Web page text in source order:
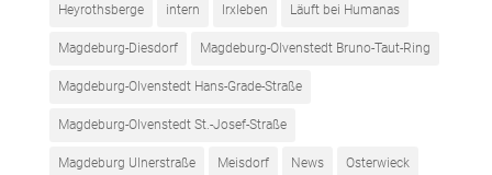
Heyrothsberge intern Irxleben Läuft bei Humanas
Magdeburg-Diesdorf Magdeburg-Olvenstedt Bruno-Taut-Ring
Magdeburg-Olvenstedt Hans-Grade-Straße
Magdeburg-Olvenstedt St.-Josef-Straße
Magdeburg Ulnerstraße Meisdorf News Osterwieck